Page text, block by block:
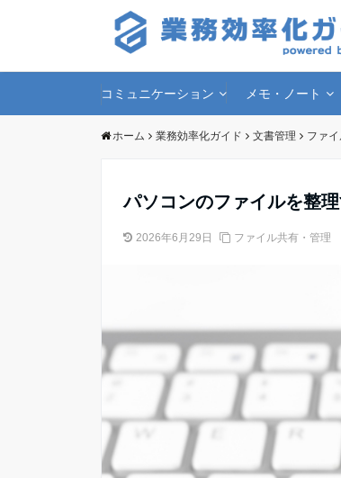
コミュニケーション メモ・ノート
ホーム 業務効率化ガイド 文書管理 ファ
パソコンのファイルを整
2026年6月29日 ファイル共有・管理